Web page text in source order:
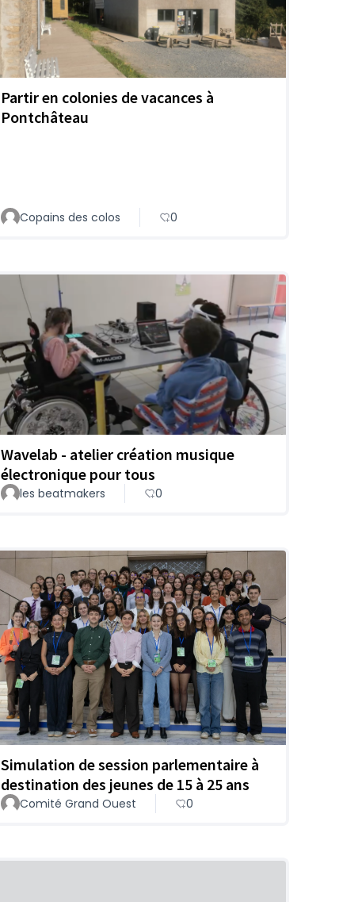
Partir en colonies de vacances à
Pontchâteau
Copains des colos 0
Wavelab - atelier création musique
électronique pour tous
les beatmakers 0
Simulation de session parlementaire à
destination des jeunes de 15 à 25 ans
Comité Grand Ouest 0